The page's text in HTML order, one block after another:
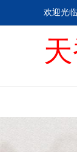
欢迎光